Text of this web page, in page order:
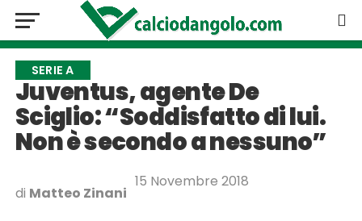
SERIE A
Juventus, agente De
Sciglio: “Soddisfatto di lui.
Non è secondo a nessuno”
di Matteo Zinani
15 Novembre 2018